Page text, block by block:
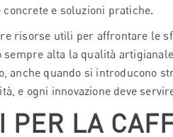
e soluzioni pratiche.
risorse utili per affrontare le
alta la qualità
anche quando si introducono
e ogni innovazione deve
PER LA